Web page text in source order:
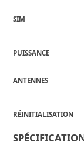
SIM
PUISSANCE
ANTENNES
RÉINITIALISATION